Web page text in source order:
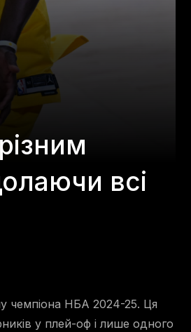
всі
чемпіона НБА 2024-25. Ця
у плей-оф і лише одного